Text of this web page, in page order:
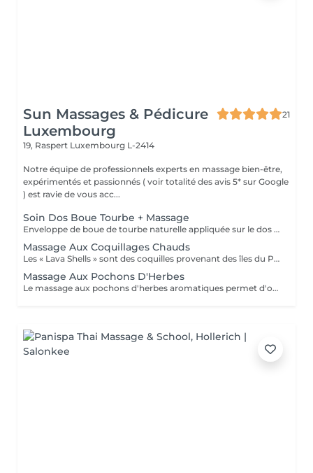
Sun Massages & Pédicure
Luxembourg
21
19, Raspert Luxembourg L-2414
Notre équipe de professionnels experts en massage bien-être,
expérimentés et passionnés ( voir totalité des avis 5* sur Google
) est ravie de vous acc...
Soin Dos Boue Tourbe + Massage
Enveloppe de boue de tourbe naturelle appliquée sur le dos et chauffée par une compresse (sans besoin de rinçage). Soin complété par un massage (sur face arrière corps pour séance de 60 min ou sur faces avant + arrière corps pour séance de 90 min). La boue de tourbe chaude a des vertus anti-inflammatoire, régénératrice, reminéralisante, détoxifiante, drainante et alcalinisante. Elle peut ainsi être utilisée pour soulager votre dos en cas de courbatures, de fibromyalgie, de pathologies inflammatoires, de séquelles opératoires ou d'accidents, de douleurs musculaires, d'arthrose, de rhumatisme, ...
Massage Aux Coquillages Chauds
Les « Lava Shells » sont des coquilles provenant des îles du Pacifique, sablées et polies, douces pour un massage relaxant à l'huile du corps. Ces coquillages mettent en uvre un principe autochauffant par la combinaison de minéraux et d'eau de mer, mélange naturel et biodégradable, qui vous plonge dans un merveilleux cocon de chaleur. Un massage aux coquillages chauffants avec de l'huile pour glisser sur les zones réflexes, sur des méridiens énergétiques et sur les muscles superficiels et profonds. Ce massage permet de libérer les tensions musculaires accumulées, apaiser le système nerveux et favoriser une meilleure circulation sanguine et lymphatique.
Massage Aux Pochons D'Herbes
Le massage aux pochons d'herbes aromatiques permet d'obtenir un rééquilibrage énergétique efficace et durable. Les pochons sont chauffés et imbibés d'huile végétale biologique pour glisser sur la peau et diffuser les vertus de leurs herbes précieusement sélectionnées. Grâce aux actions purifiantes, exfoliantes, drainantes et rajeunissantes ou énergisantes du mélange, selon le besoin, ce soin véritable agit en profondeur. Il aidera aussi à lutter contre les contractures et le stress et à réactiver la circulation du corps entier.